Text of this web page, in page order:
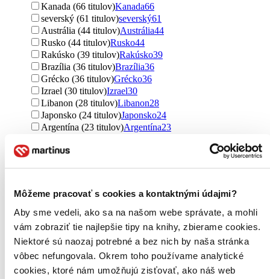
Môžeme pracovať s cookies a kontaktnými údajmi?
Aby sme vedeli, ako sa na našom webe správate, a mohli
vám zobraziť tie najlepšie tipy na knihy, zbierame cookies.
Niektoré sú naozaj potrebné a bez nich by naša stránka
vôbec nefungovala. Okrem toho používame analytické
cookies, ktoré nám umožňujú zisťovať, ako náš web
Kanada (66 titulov)Kanada66
severský (61 titulov)severský61
Austrália (44 titulov)Austrália44
Rusko (44 titulov)Rusko44
Rakúsko (39 titulov)Rakúsko39
Brazília (36 titulov)Brazília36
Grécko (36 titulov)Grécko36
Izrael (30 titulov)Izrael30
Libanon (28 titulov)Libanon28
Japonsko (24 titulov)Japonsko24
Argentína (23 titulov)Argentína23
Švajčiarsko (21 titulov)
Španielsko (18 titulov)
Irán (17 titulov) Irán17
Fínsko (15 titulov)Fínsko15
Holandsko (14 titulov)Holandsko14
Autor
Bruno Ferrero (93 titulov) Bruno Ferrero93